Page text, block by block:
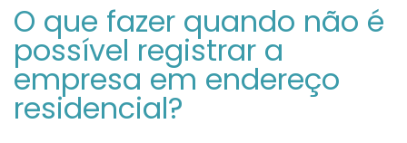
O que fazer quando não é
possível registrar a
empresa em endereço
residencial?